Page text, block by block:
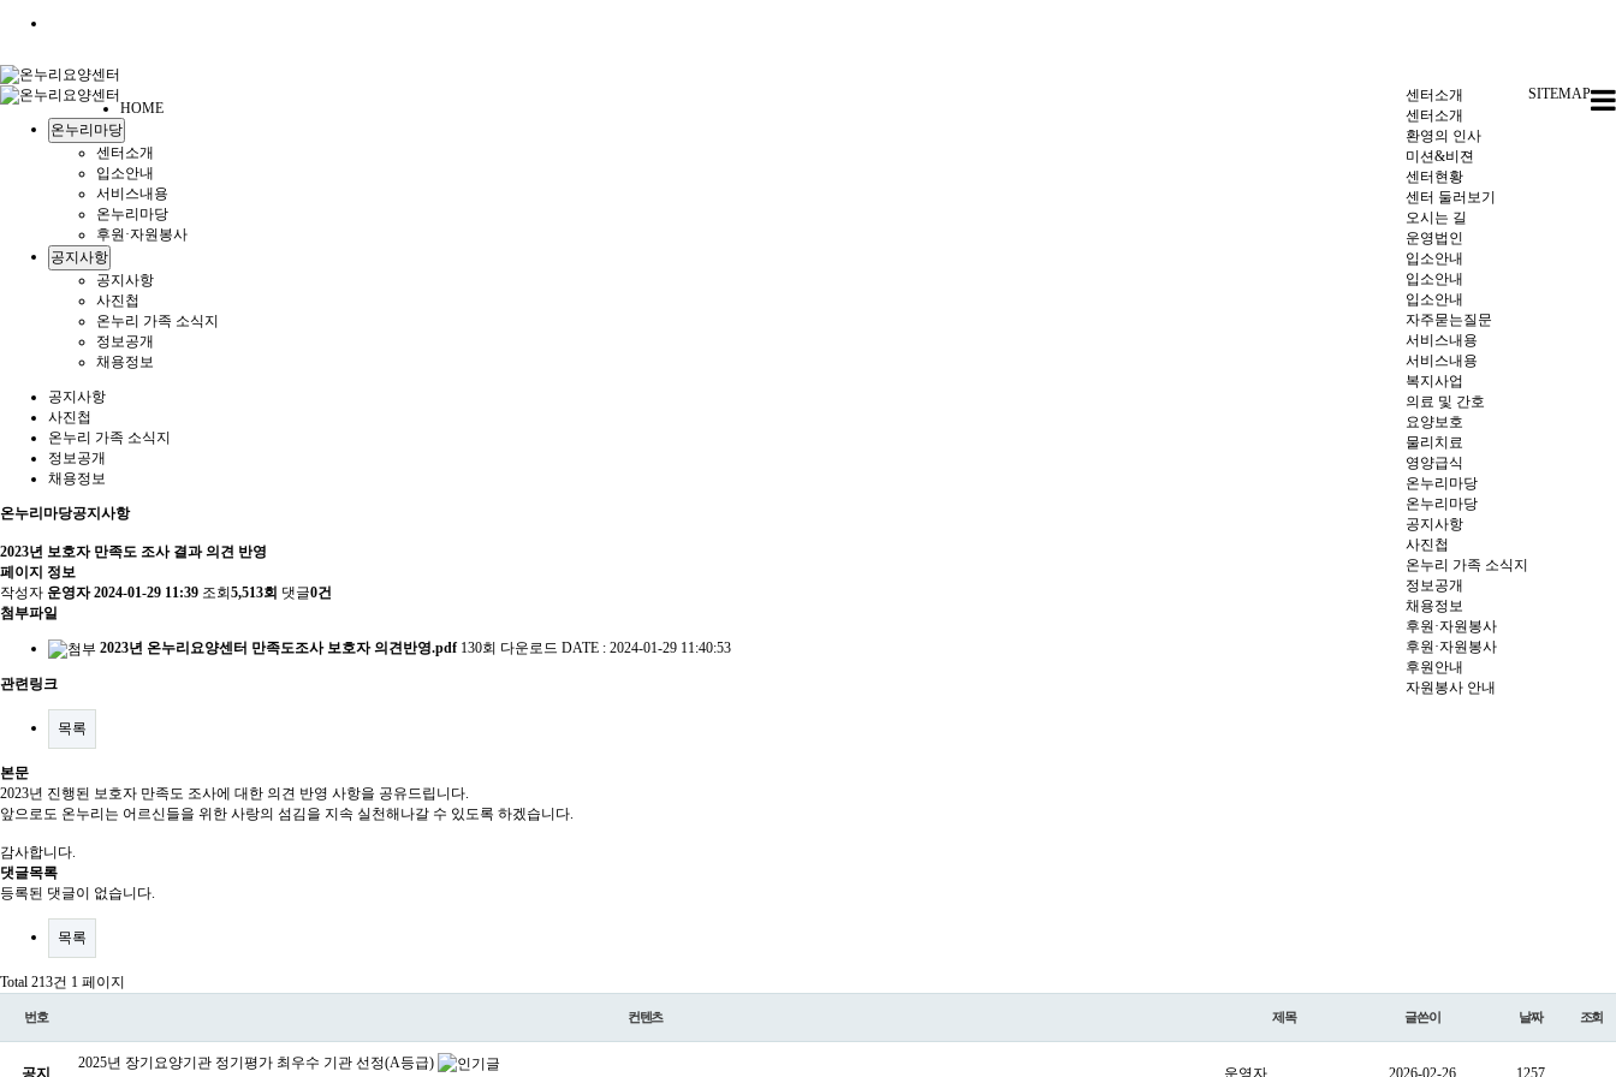
SITEMAP
센터소개
센터소개
환영의 인사
미션&비젼
센터현황
센터 둘러보기
오시는 길
운영법인
입소안내
입소안내
입소안내
자주묻는질문
서비스내용
서비스내용
복지사업
의료 및 간호
요양보호
물리치료
영양급식
온누리마당
온누리마당
공지사항
사진첩
온누리 가족 소식지
정보공개
채용정보
후원·자원봉사
후원·자원봉사
후원안내
자원봉사 안내
HOME
온누리마당
센터소개
입소안내
서비스내용
온누리마당
후원·자원봉사
공지사항
공지사항
사진첩
온누리 가족 소식지
정보공개
채용정보
공지사항
사진첩
온누리 가족 소식지
정보공개
채용정보
온누리마당공지사항
2023년 보호자 만족도 조사 결과 의견 반영
페이지 정보
작성자 운영자 2024-01-29 11:39 조회 5,513회 댓글0건
첨부파일
2023년 온누리요양센터 만족도조사 보호자 의견반영.pdf 130회 다운로드 DATE : 2024-01-29 11:40:53
관련링크
목록
본문
2023년 진행된 보호자 만족도 조사에 대한 의견 반영 사항을 공유드립니다.
앞으로도 온누리는 어르신들을 위한 사랑의 섬김을 지속 실천해나갈 수 있도록 하겠습니다.
감사합니다.
댓글목록
등록된 댓글이 없습니다.
목록
Total 213건 1 페이지
번호 컨텐츠 제목 글쓴이 날짜 조회
공지
2025년 장기요양기관 정기평가 최우수 기관 선정(A등급)
운영자 2026-02-26 1257